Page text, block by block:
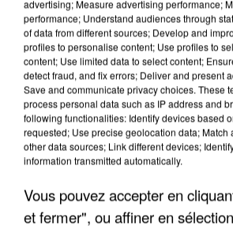
advertising; Measure advertising performance;
performance; Understand audiences through
of data from different sources; Develop and
profiles to personalise content; Use profiles to
content; Use limited data to select content;
detect fraud, and fix errors; Deliver and present
Save and communicate privacy choices. These
process personal data such as IP address and
following functionalities: Identify devices based
requested; Use precise geolocation data; Match
other data sources; Link different devices;
information transmitted automatically.
Vous pouvez accepter en
et fermer", ou affiner en